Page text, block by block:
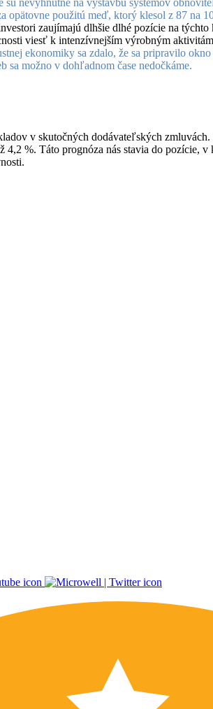
opätovne použitú meď, ktorý klesol z 87 na
zaujímajú dlhšie dlhé pozície na
viesť k intenzívnejším výrobným
ekonomiky sa zdalo, že sa pripravilo okno
sa možno v dohľadnom čase nedočkáme.
v skutočných dodávateľských
%. Táto prognóza nás stavia do pozície,